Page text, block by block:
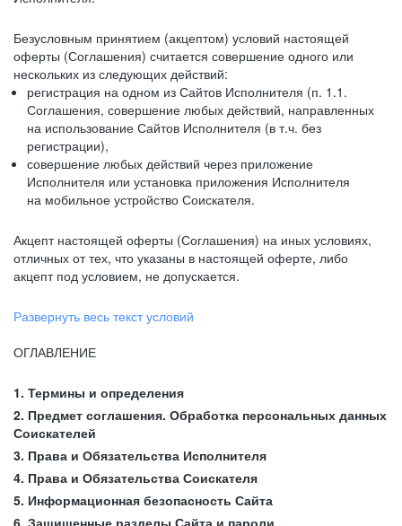
Безусловным принятием (акцептом) условий настоящей
оферты (Соглашения) считается совершение одного или
нескольких из следующих действий:
регистрация на одном из Сайтов Исполнителя (п. 1.1.
Соглашения, совершение любых действий, направленных
на использование Сайтов Исполнителя (в т.ч. без
регистрации),
совершение любых действий через приложение
Исполнителя или установка приложения Исполнителя
на мобильное устройство Соискателя.
Акцепт настоящей оферты (Соглашения) на иных условиях,
отличных от тех, что указаны в настоящей оферте, либо
акцепт под условием, не допускается.
Развернуть весь текст условий
ОГЛАВЛЕНИЕ
1. Термины и определения
2. Предмет соглашения. Обработка персональных данных
Соискателей
3. Права и Обязательства Исполнителя
4. Права и Обязательства Соискателя
5. Информационная безопасность Сайта
6. Защищенные разделы Сайта и пароли